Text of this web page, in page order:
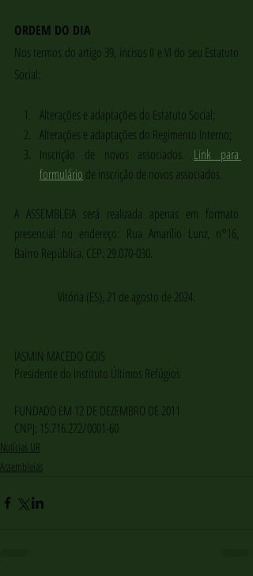
ORDEM DO DIA
Nos termos do artigo 39, incisos II e VI do seu Estatuto
Social:
Alterações e adaptações do Estatuto Social;
Alterações e adaptações do Regimento Interno;
Inscrição de novos associados. Link para
formulário de inscrição de novos associados.
A ASSEMBLEIA será realizada apenas em formato
presencial no endereço: Rua Amarílio Lunz, n°16,
Bairro República. CEP: 29.070-030.
Vitória (ES), 21 de agosto de 2024.
IASMIN MACEDO GOIS
Presidente do Instituto Últimos Refúgios
FUNDADO EM 12 DE DEZEMBRO DE 2011
CNPJ: 15.716.272/0001-60
Notícias UR
Assembleias